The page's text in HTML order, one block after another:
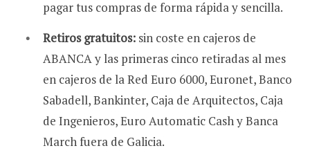
pagar tus compras de forma rápida y sencilla.
Retiros gratuitos: sin coste en cajeros de
ABANCA y las primeras cinco retiradas al mes
en cajeros de la Red Euro 6000, Euronet, Banco
Sabadell, Bankinter, Caja de Arquitectos, Caja
de Ingenieros, Euro Automatic Cash y Banca
March fuera de Galicia.